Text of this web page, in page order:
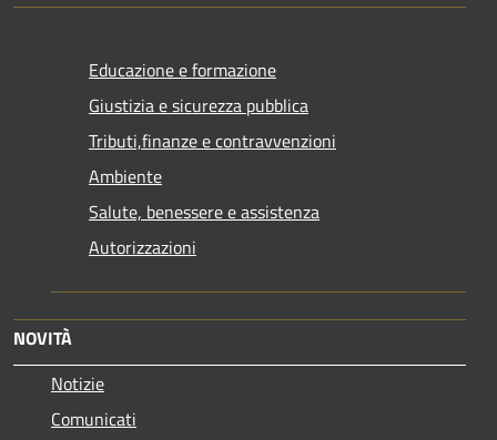
Educazione e formazione
Giustizia e sicurezza pubblica
Tributi,finanze e contravvenzioni
Ambiente
Salute, benessere e assistenza
Autorizzazioni
NOVITÀ
Notizie
Comunicati